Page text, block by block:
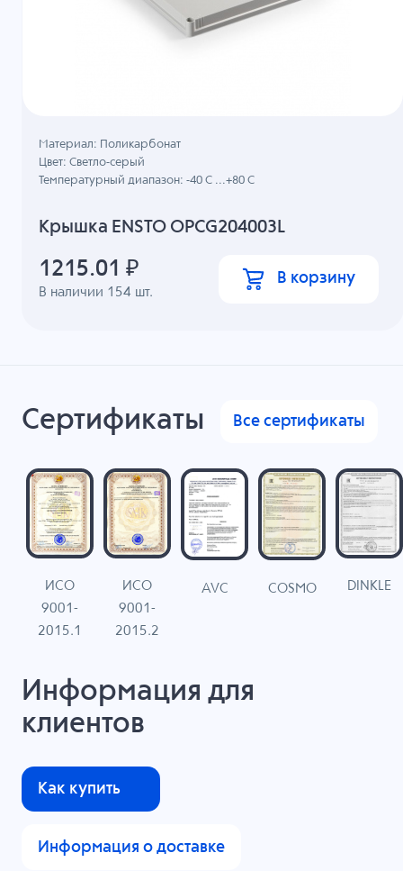
Крышка ENSTO OPCG204003L
В наличии 154 шт.
Материал: Поликарбонат
Цвет: Светло-серый
Температурный диапазон: -40 C ...+80 C
1215.01 ₽ В корзину
Сертификаты Все сертификаты
ИСО
9001-
2015.1
ИСО
9001-
2015.2
AVC COSMO DINKLE
Информация для
клиентов
Как купить
Информация о доставке